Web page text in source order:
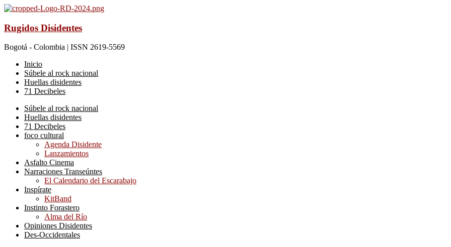
Rugidos Disidentes
Bogotá - Colombia | ISSN 2619-5569
Inicio
Súbele al rock nacional
Huellas disidentes
71 Decibeles
Súbele al rock nacional
Huellas disidentes
71 Decibeles
foco cultural
Agenda Disidente
Lanzamientos
Asfalto Cinema
Narraciones Transeúntes
El Calendario del Escarabajo
Inspírate
KitBand
Instinto Forastero
Alma del Río
Opiniones Disidentes
Des-Occidentales